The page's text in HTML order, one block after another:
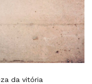
da vitória